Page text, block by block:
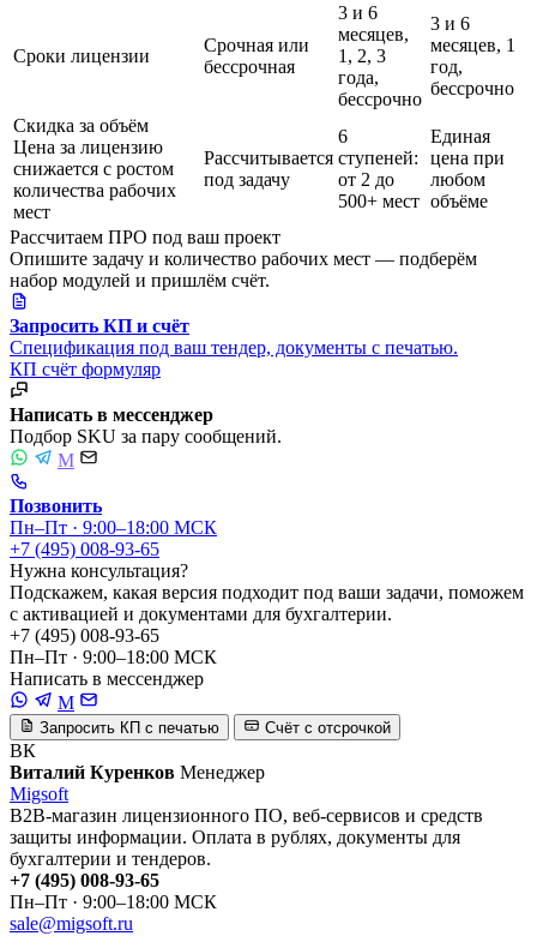
Сроки лицензии
Срочная или
бессрочная
3 и 6
месяцев,
1, 2, 3
года,
бессрочно
3 и 6
месяцев, 1
год,
бессрочно
Скидка за объём
Цена за лицензию
снижается с ростом
количества рабочих
мест
Рассчитывается
под задачу
6
ступеней:
от 2 до
500+ мест
Единая
цена при
любом
объёме
Рассчитаем ПРО под ваш проект
Опишите задачу и количество рабочих мест — подберём
набор модулей и пришлём счёт.
Запросить КП и счёт
Спецификация под ваш тендер, документы с печатью.
КП счёт формуляр
Написать в мессенджер
Подбор SKU за пару сообщений.
M
Позвонить
Пн–Пт · 9:00–18:00 МСК
+7 (495) 008-93-65
Нужна консультация?
Подскажем, какая версия подходит под ваши задачи, поможем
с активацией и документами для бухгалтерии.
+7 (495) 008-93-65
Пн–Пт · 9:00–18:00 МСК
Написать в мессенджер
M
Запросить КП с печатью Счёт с отсрочкой
ВК
Виталий Куренков Менеджер
Migsoft
B2B-магазин лицензионного ПО, веб-сервисов и средств
защиты информации. Оплата в рублях, документы для
бухгалтерии и тендеров.
+7 (495) 008-93-65
Пн–Пт · 9:00–18:00 МСК
sale@migsoft.ru